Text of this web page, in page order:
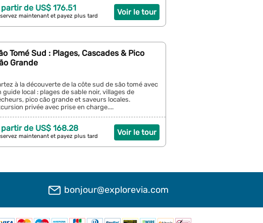
Voir le tour
de US$ 176.51
maintenant et payez plus tard
Tomé Sud : Plages, Cascades & Pico
Grande
à la découverte de la côte sud de são tomé avec
guide local : plages de sable noir, villages de
pico cão grande et saveurs locales.
privée avec prise en charge....
Voir le tour
de US$ 168.28
maintenant et payez plus tard
bonjour@explorevia.com